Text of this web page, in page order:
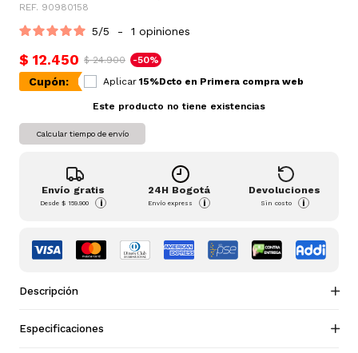
REF. 90980158
5/5 - 1 opiniones
$ 12.450 $ 24.900 -50%
Cupón: Aplicar 15%Dcto en Primera compra web
Este producto no tiene existencias
Calcular tiempo de envío
Envío gratis
Desde$ 159.900 i
24H Bogotá
Envío express i
Devoluciones
Sin costo i
Descripción
Especificaciones